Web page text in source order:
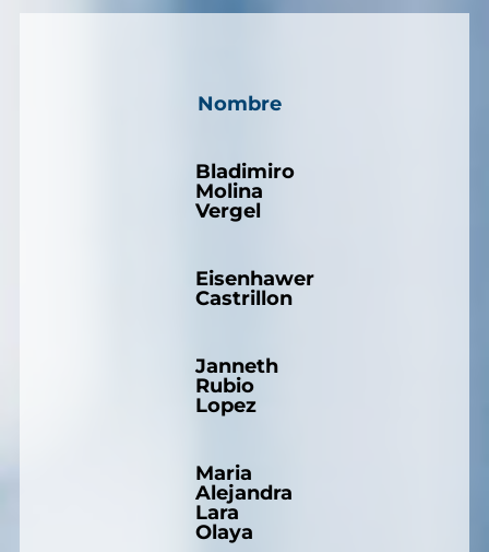
Nombre
Bladimiro
Molina
Vergel
Eisenhawer
Castrillon
Janneth
Rubio
Lopez
Maria
Alejandra
Lara
Olaya